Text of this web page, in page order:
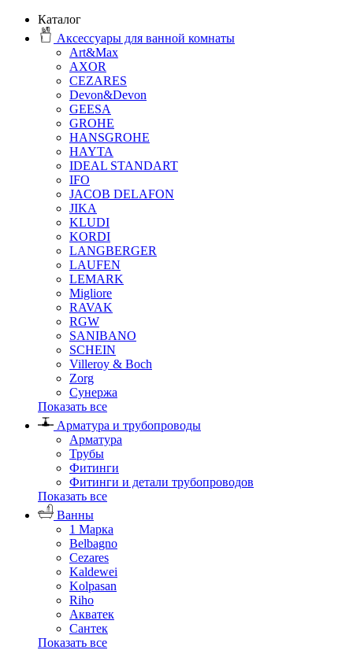
Каталог
Аксессуары для ванной комнаты
Art&Max
AXOR
CEZARES
Devon&Devon
GEESA
GROHE
HANSGROHE
HAYTA
IDEAL STANDART
IFO
JACOB DELAFON
JIKA
KLUDI
KORDI
LANGBERGER
LAUFEN
LEMARK
Migliore
RAVAK
RGW
SANIBANO
SCHEIN
Villeroy & Boch
Zorg
Сунержа
Показать все
Арматура и трубопроводы
Арматура
Трубы
Фитинги
Фитинги и детали трубопроводов
Показать все
Ванны
1 Марка
Belbagno
Cezares
Kaldewei
Kolpasan
Riho
Акватек
Сантек
Показать все